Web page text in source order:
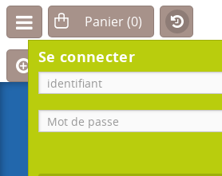
Se connecter